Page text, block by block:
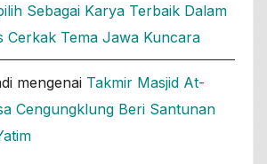
Sebagai Karya Terbaik Dalam
Cerkak Tema Jawa Kuncara
mengenai Takmir Masjid At-
Cengungklung Beri Santunan